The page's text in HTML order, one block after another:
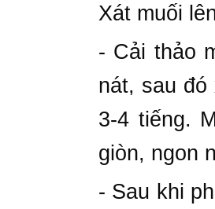
Xát muối
- Cải thảo
nát, sau
3-4 tiếng.
giòn, ngon
- Sau khi